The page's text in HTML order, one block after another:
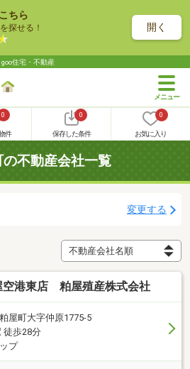
ちら
探せる！ 開く
住宅・不動産
0
件
0
保存した条件
0
お気に入り
不動産会社一覧
変更する
空港東店 粕屋殖産株式会社
屋町大字仲原1775-5
徒歩28分
プ